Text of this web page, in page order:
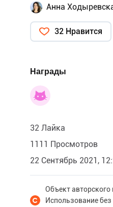
Анна
32 Нравится
Награды
32 Лайка
1111 Просмотров
22 Сентябрь 2021,
Объект авторского
Использование